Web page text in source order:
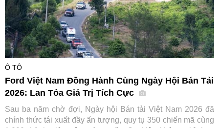
Ô TÔ
Ford Việt Nam Đồng Hành Cùng Ngày Hội Bán Tải
2026: Lan Tỏa Giá Trị Tích Cực
Sau ba năm chờ đợi, Ngày hội Bán tải Việt Nam 2026 đã
chính thức tái xuất đầy ấn tượng, quy tụ 350 chiến mã cùng